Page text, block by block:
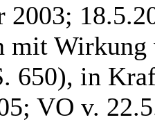
2003;
mit
650), in
VO v.